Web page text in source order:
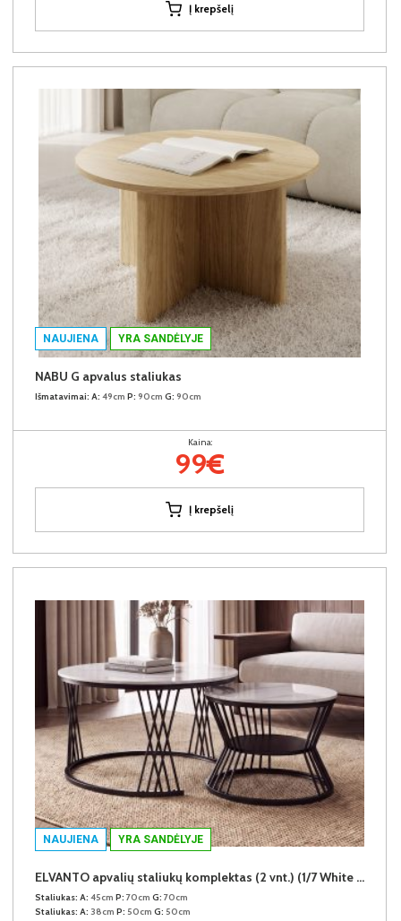
Į krepšelį
NAUJIENA YRA SANDĖLYJE
NABU G apvalus staliukas
Išmatavimai: A: 49cm P: 90cm G: 90cm
Kaina:
99€
Į krepšelį
NAUJIENA YRA SANDĖLYJE
ELVANTO apvalių staliukų komplektas (2 vnt.) (1/7 White Marble Gloss)
Staliukas: A: 45cm P: 70cm G: 70cm
Staliukas: A: 38cm P: 50cm G: 50cm